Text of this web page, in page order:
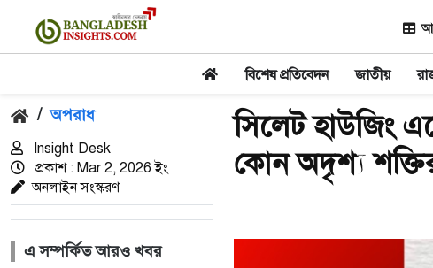
বিশেষ প্রতিবেদন জাতীয়
/ অপরাধ
Insight Desk
প্রকাশ : Mar 2, 2026 ইং
অনলাইন সংস্করণ
এ সম্পর্কিত আরও খবর
সিলেট হাউজিং
কোন অদৃশ্য